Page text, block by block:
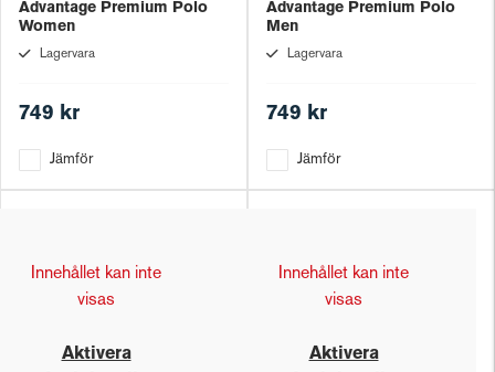
Advantage Premium Polo
Women
Lagervara
749 kr
Jämför
Advantage Premium Polo
Men
Lagervara
749 kr
Jämför
Innehållet kan inte
visas
Aktivera
Innehållet kan inte
visas
Aktivera